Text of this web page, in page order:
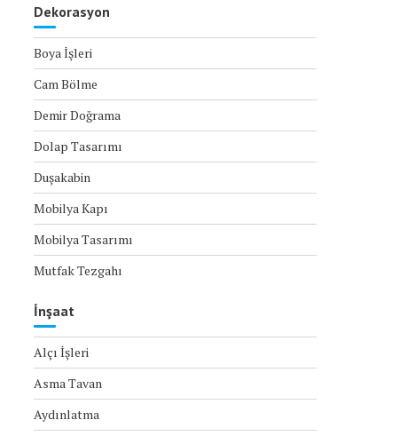
Dekorasyon
Boya İşleri
Cam Bölme
Demir Doğrama
Dolap Tasarımı
Duşakabin
Mobilya Kapı
Mobilya Tasarımı
Mutfak Tezgahı
İnşaat
Alçı İşleri
Asma Tavan
Aydınlatma